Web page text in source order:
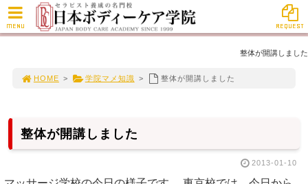
整体が開講しました
HOME > 学院マメ知識 > 整体が開講しました
整体が開講しました
2013-01-10
MENU REQUEST